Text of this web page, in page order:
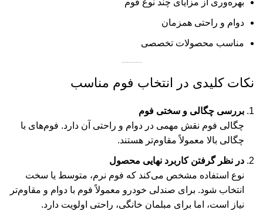
بهره‌وری از مزایای چند نوع فوم
دوام و راحتی همزمان
مناسب محصولات تخصصی
نکات کلیدی در انتخاب فوم مناسب
بررسی چگالی و سختی فوم
چگالی فوم نقش مهمی در دوام و راحتی آن دارد. فوم‌های با
چگالی بالا معمولاً مقاوم‌تر هستند.
در نظر گرفتن کاربرد نهایی محصول
نوع استفاده مشخص می‌کند که فوم نرم، متوسط یا سخت
انتخاب شود. برای صندلی خودرو معمولاً فوم با دوام و مقاوم‌تر
نیاز است، اما برای مبلمان خانگی، راحتی اولویت دارد.